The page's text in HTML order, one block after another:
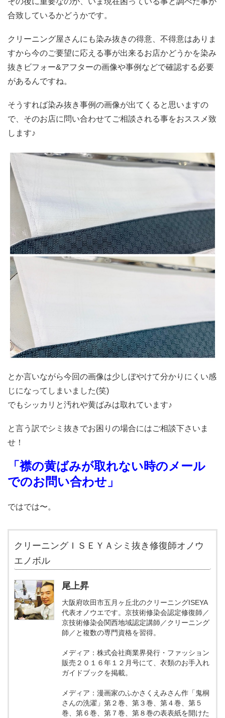
合致しているかどうかです。
クリーニング屋さんにも染み抜きの得意、不得意はありま
すから今のご要望に応える事が出来るお店かどうかを染み
抜きビフォー&アフターの画像や事例などで確認する必要
があるんですね。
そうすれば染み抜き事例の画像が出てくると思いますの
で、そのお店に問い合わせてご相談される事をおススメ致
します♪
とか言いながら今回の画像は少しぼやけて分かりにくい感
じになってしまいました(笑)
でもシッカリと汚れや黄ばみは取れています♪
と言う訳でシミ抜きでお困りの場合にはご相談下さいま
せ！
「襟の黄ばみが取れない時のメール
でのお問い合わせ」
ではでは〜。
クリーニングＩＳＥＹＡシミ抜き修復師オノウ
エノボル
尾上昇
大阪府吹田市五月ヶ丘北のクリーニングISEYA
代表オノウエです。京技術修染会認定修復師／
京技術修染会関西地域認定講師／クリーニング
師／と複数の専門資格を習得。
メディア：株式会社商業界発行・ファッション
販売２０１６年１２月号にて、衣類のお手入れ
ガイドブックを掲載。
メディア：漫画家のふかさくえみさん作「鬼桐
さんの洗濯」第２巻、第３巻、第４巻、第５
巻、第６巻、第７巻、第８巻の表表紙を開けた